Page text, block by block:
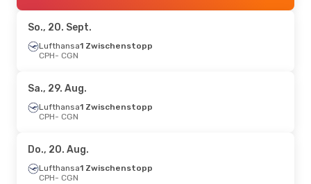
CGN- CPH
So., 20. Sept.
Lufthansa1 Zwischenstopp
CPH- CGN
Sa., 29. Aug.
Lufthansa1 Zwischenstopp
CPH- CGN
Do., 20. Aug.
Lufthansa1 Zwischenstopp
CPH- CGN